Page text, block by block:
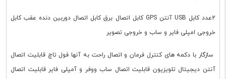
2عدد کابل USB آنتن GPS کابل اتصال برق کابل اتصال دوربین دنده عقب کابل
خروجی امپلی فایر و ساب و خروجی تصویر
سازگار با دکمه های کنترل فرمان و اتصال راحت به آنها فول تاچ قابلیت اتصال
آنتن دیجیتال تلویزیون قابلیت اتصال ساب ووفر و آمپلی فایر قابلیت اتصال